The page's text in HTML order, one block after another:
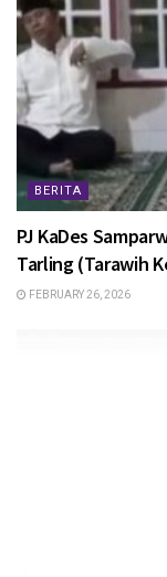
BERITA
PJ KaDes
Tarling (Tarawih
FEBRUARY 26, 2026